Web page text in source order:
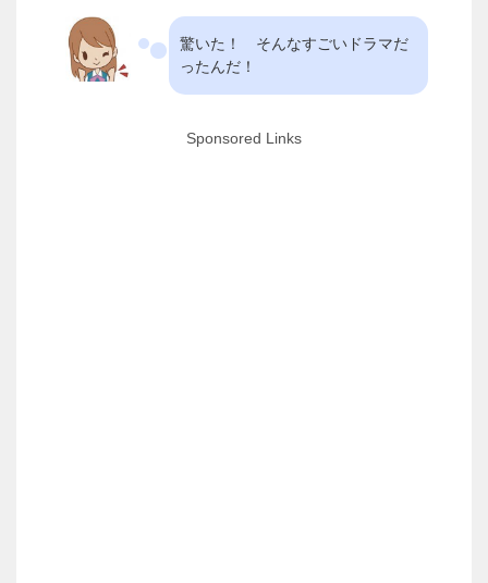
驚いた！ そんなすごいドラマだ
ったんだ！
Sponsored Links